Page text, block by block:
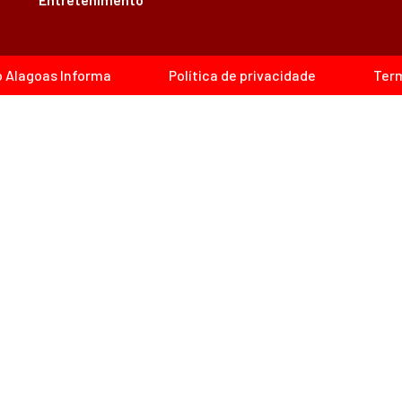
Alagoas Informa Política de privacidade